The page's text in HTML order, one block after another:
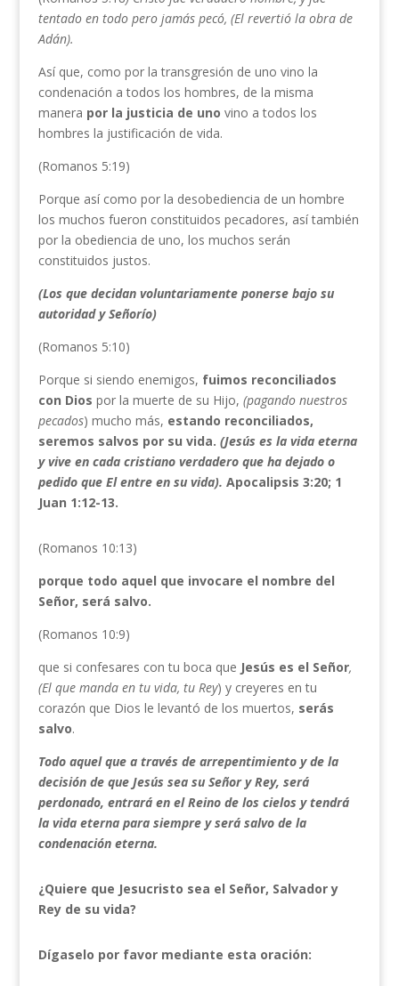
tentado en todo pero jamás pecó, (El revertió la obra de
Adán).
Así que, como por la transgresión de uno vino la
condenación a todos los hombres, de la misma
manera por la justicia de uno vino a todos los
hombres la justificación de vida.
(Romanos 5:19)
Porque así como por la desobediencia de un hombre
los muchos fueron constituidos pecadores, así también
por la obediencia de uno, los muchos serán
constituidos justos.
(Los que decidan voluntariamente ponerse bajo su
autoridad y Señorío)
(Romanos 5:10)
Porque si siendo enemigos, fuimos reconciliados
con Dios por la muerte de su Hijo, (pagando nuestros
pecados) mucho más, estando reconciliados,
seremos salvos por su vida. (Jesús es la vida eterna
y vive en cada cristiano verdadero que ha dejado o
pedido que El entre en su vida). Apocalipsis 3:20; 1
Juan 1:12-13.
(Romanos 10:13)
porque todo aquel que invocare el nombre del
Señor, será salvo.
(Romanos 10:9)
que si confesares con tu boca que Jesús es el Señor,
(El que manda en tu vida, tu Rey) y creyeres en tu
corazón que Dios le levantó de los muertos, serás
salvo.
Todo aquel que a través de arrepentimiento y de la
decisión de que Jesús sea su Señor y Rey, será
perdonado, entrará en el Reino de los cielos y tendrá
la vida eterna para siempre y será salvo de la
condenación eterna.
¿Quiere que Jesucristo sea el Señor, Salvador y
Rey de su vida?
Dígaselo por favor mediante esta oración: